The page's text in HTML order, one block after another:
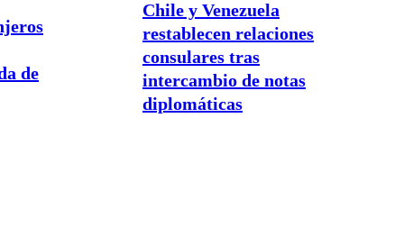
de
Chile y Venezuela
restablecen relaciones
consulares tras
intercambio de notas
diplomáticas